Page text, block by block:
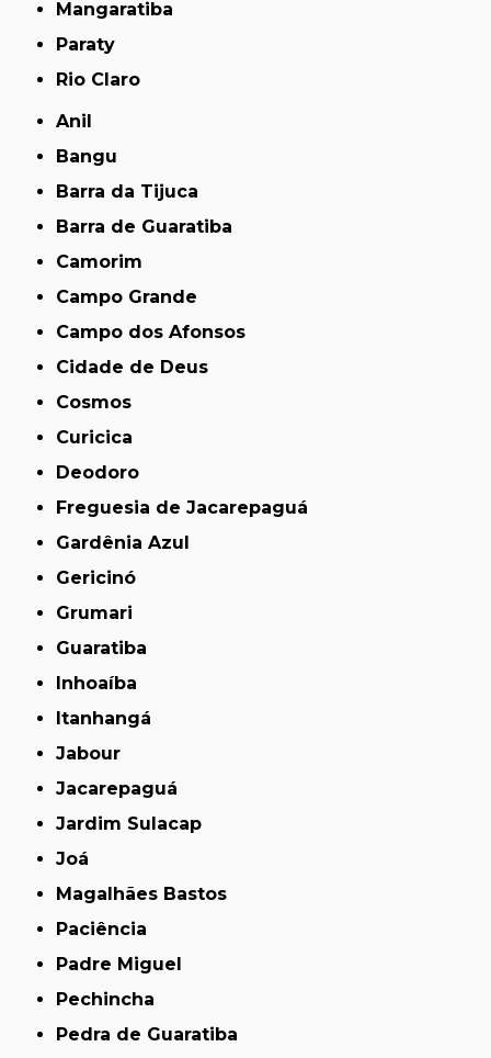
Mangaratiba
Paraty
Rio Claro
Anil
Bangu
Barra da Tijuca
Barra de Guaratiba
Camorim
Campo Grande
Campo dos Afonsos
Cidade de Deus
Cosmos
Curicica
Deodoro
Freguesia de Jacarepaguá
Gardênia Azul
Gericinó
Grumari
Guaratiba
Inhoaíba
Itanhangá
Jabour
Jacarepaguá
Jardim Sulacap
Joá
Magalhães Bastos
Paciência
Padre Miguel
Pechincha
Pedra de Guaratiba